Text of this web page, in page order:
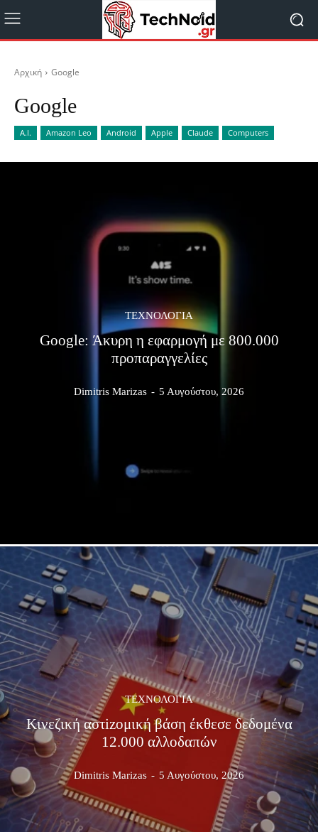
Αρχική Google
Google
A.I. Amazon Leo Android Apple Claude Computers
ΤΕΧΝΟΛΟΓΊΑ
Google: Άκυρη η εφαρμογή με 800.000
προπαραγγελίες
Dimitris Marizas - 5 Αυγούστου, 2026
ΤΕΧΝΟΛΟΓΊΑ
Κινεζική αστizομική βάση έκθεσε δεδομένα
12.000 αλλοδαπών
Dimitris Marizas - 5 Αυγούστου, 2026